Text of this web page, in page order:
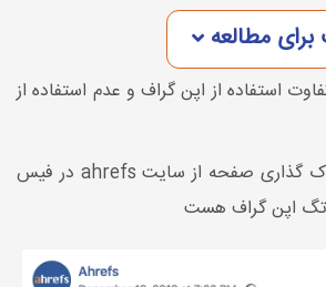
مطالعه
استفاده از اپن گراف و عدم استفاده از
این تصویر از به اشتراک گذاری صفحه از سایت ahrefs در فیس
تگ اپن گراف هست